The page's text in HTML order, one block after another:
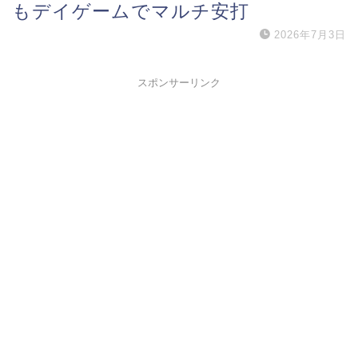
もデイゲームでマルチ安打
2026年7月3日
スポンサーリンク